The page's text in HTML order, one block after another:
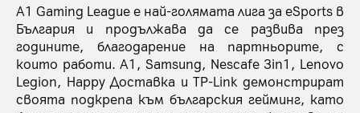
A1 Gaming League е най-голямата лига за eSports в
България и продължава да се развива през
годините, благодарение на партньорите, с
които работи. A1, Samsung, Nescafe 3in1, Lenovo
Legion, Happy Доставка и TP-Link демонстрират
своята подкрепа към българския гейминг, като